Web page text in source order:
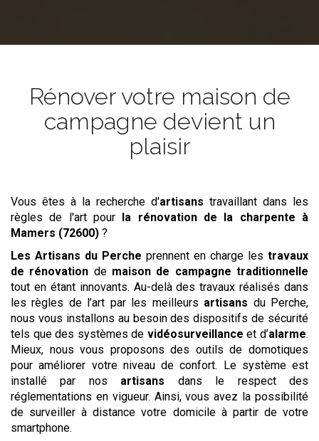
Rénover votre maison de
campagne devient un
plaisir
Vous êtes à la recherche d'artisans travaillant dans les
règles de l'art pour la rénovation de la charpente à
Mamers (72600) ?
Les Artisans du Perche prennent en charge les travaux
de rénovation de maison de campagne traditionnelle
tout en étant innovants. Au-delà des travaux réalisés dans
les règles de l’art par les meilleurs artisans du Perche,
nous vous installons au besoin des dispositifs de sécurité
tels que des systèmes de vidéosurveillance et d’alarme.
Mieux, nous vous proposons des outils de domotiques
pour améliorer votre niveau de confort. Le système est
installé par nos artisans dans le respect des
réglementations en vigueur. Ainsi, vous avez la possibilité
de surveiller à distance votre domicile à partir de votre
smartphone.